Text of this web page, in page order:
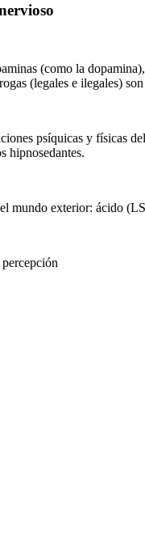
(como la
(legales e ilegales)
psíquicas y físicas
hipnosedantes.
mundo exterior: ácido
percepción